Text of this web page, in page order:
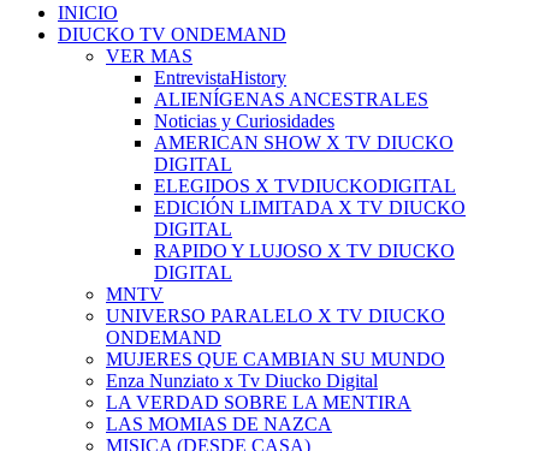
INICIO
DIUCKO TV ONDEMAND
VER MAS
EntrevistaHistory
ALIENÍGENAS ANCESTRALES
Noticias y Curiosidades
AMERICAN SHOW X TV DIUCKO
DIGITAL
ELEGIDOS X TVDIUCKODIGITAL
EDICIÓN LIMITADA X TV DIUCKO
DIGITAL
RAPIDO Y LUJOSO X TV DIUCKO
DIGITAL
MNTV
UNIVERSO PARALELO X TV DIUCKO
ONDEMAND
MUJERES QUE CAMBIAN SU MUNDO
Enza Nunziato x Tv Diucko Digital
LA VERDAD SOBRE LA MENTIRA
LAS MOMIAS DE NAZCA
MISICA (DESDE CASA)